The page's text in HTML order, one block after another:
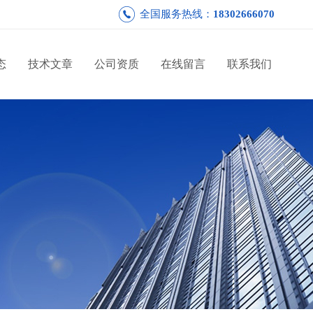
全国服务热线： 18302666070
技术文章 公司资质 在线留言 联系我们